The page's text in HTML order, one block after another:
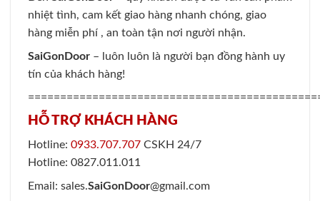
nhiệt tình, cam kết giao hàng nhanh chóng, giao
hàng miễn phí , an toàn tận nơi người nhận.
SaiGonDoor – luôn luôn là người bạn đồng hành uy
tín của khách hàng!
HỖ TRỢ KHÁCH HÀNG
Hotline: 0933.707.707 CSKH 24/7
Hotline: 0827.011.011
Email: sales.SaiGonDoor@gmail.com